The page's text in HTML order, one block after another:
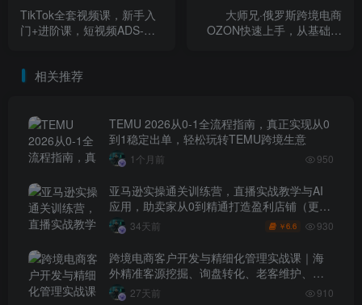
TikTok全套视频课，新手入
门+进阶课，短视频ADS-
大师兄·俄罗斯跨境电商
OZON快速上手，从基础到
相关推荐
TEMU 2026从0-1全流程指南，真正实现从0
到1稳定出单，轻松玩转TEMU跨境生意
1个月前 950
亚马逊实操通关训练营，直播实战教学与AI
应用，助卖家从0到精通打造盈利店铺（更新
7月3日）
34天前 ￥6.6 930
跨境电商客户开发与精细化管理实战课｜海
外精准客源挖掘、询盘转化、老客维护、客
户分层全流程落地教程
27天前 910